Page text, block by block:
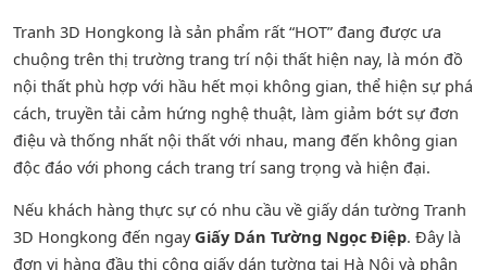
Tranh 3D Hongkong là sản phẩm rất “HOT” đang được ưa
chuộng trên thị trường trang trí nội thất hiện nay, là món đồ
nội thất phù hợp với hầu hết mọi không gian, thể hiện sự phá
cách, truyền tải cảm hứng nghệ thuật, làm giảm bớt sự đơn
điệu và thống nhất nội thất với nhau, mang đến không gian
độc đáo với phong cách trang trí sang trọng và hiện đại.
Nếu khách hàng thực sự có nhu cầu về giấy dán tường Tranh
3D Hongkong đến ngayGiấy Dán Tường Ngọc Điệp. Đây là
đơn vị hàng đầu thị công giấy dán tường tại Hà Nội và phân